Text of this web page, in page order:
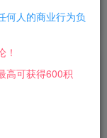
+详细搭建
关注
何人的商业行为负
高可获得600积